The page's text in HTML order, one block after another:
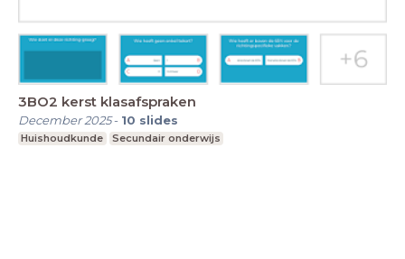
3BO2 kerst klasafspraken
December 2025- 10 slides
Huishoudkunde Secundair onderwijs